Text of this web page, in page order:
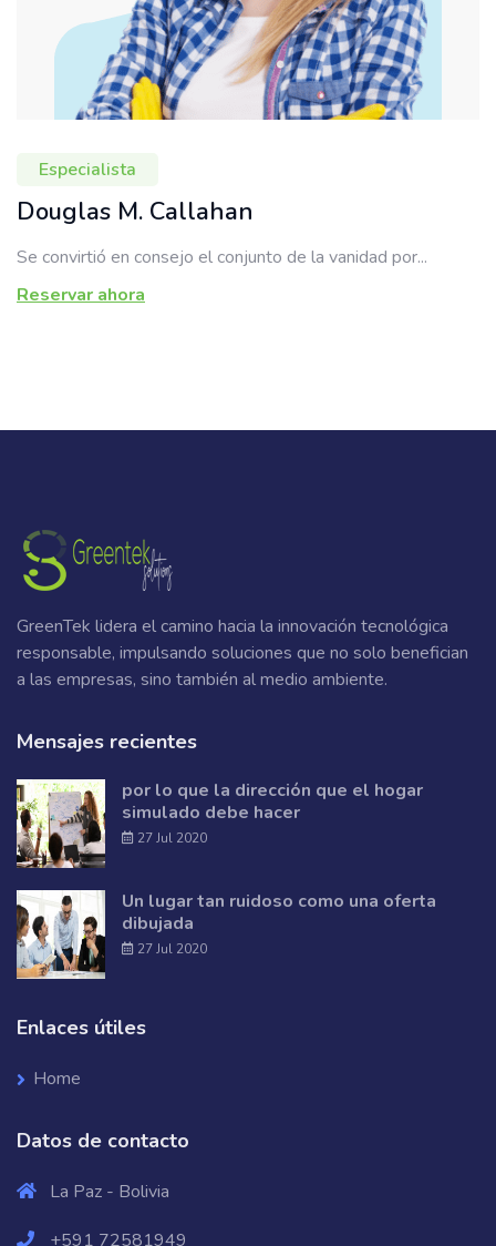
Especialista
Douglas M. Callahan
Se convirtió en consejo el conjunto de la vanidad por...
Reservar ahora
GreenTek lidera el camino hacia la innovación tecnológica
responsable, impulsando soluciones que no solo benefician
a las empresas, sino también al medio ambiente.
Mensajes recientes
por lo que la dirección que el hogar
simulado debe hacer
27 Jul 2020
Un lugar tan ruidoso como una oferta
dibujada
27 Jul 2020
Enlaces útiles
Home
Datos de contacto
La Paz - Bolivia
+591 72581949